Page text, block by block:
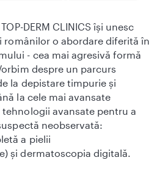
DERM CLINICS își unesc
o abordare diferită în
- cea mai agresivă formă
despre un parcurs
la depistare timpurie și
la cele mai avansate
avansate pentru a
neobservată:
a pielii
și dermatoscopia digitală.